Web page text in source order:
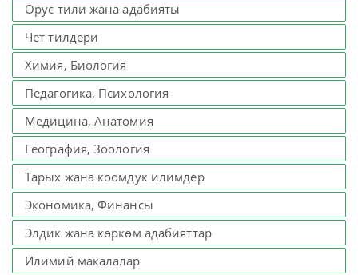
Орус тили жана адабияты
Чет тилдери
Химия, Биология
Педагогика, Психология
Медицина, Анатомия
География, Зоология
Тарых жана коомдук илимдер
Экономика, Финансы
Элдик жана көркөм адабияттар
Илимий макалалар